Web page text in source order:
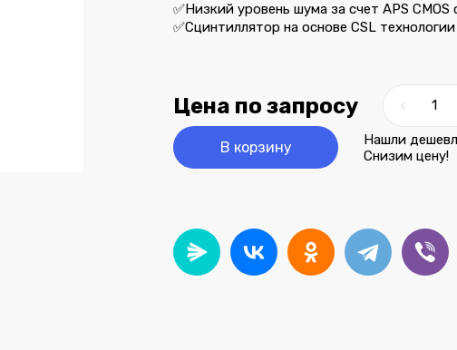
✅Низкий уровень шума за счет APS CMOS
✅Cцинтиллятор на основе CSL технологии
Цена по запросу
В корзину
Нашли
Снизим цену!